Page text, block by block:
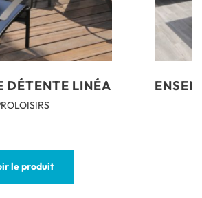
DÉTENTE LINÉA
le produit